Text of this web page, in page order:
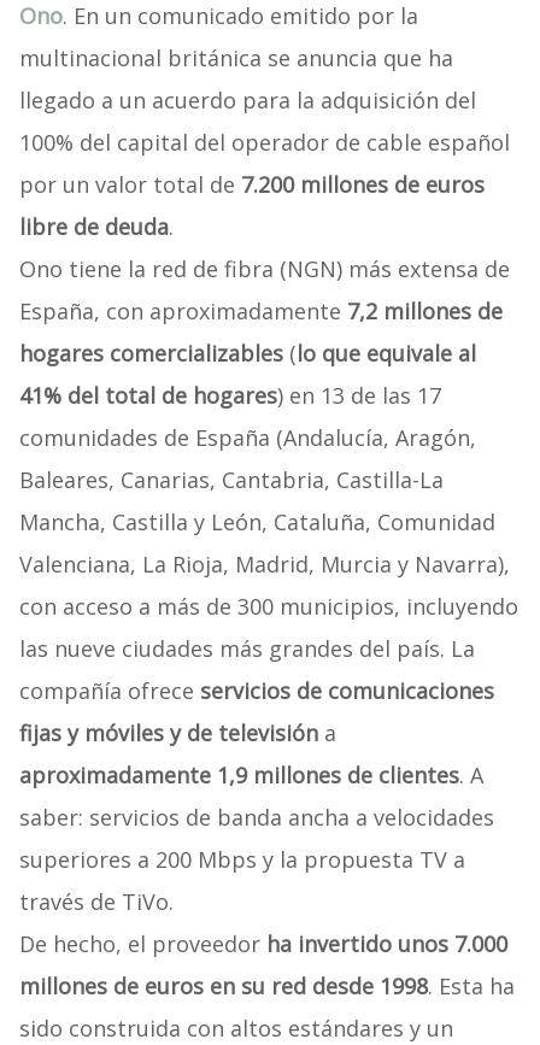
Ono. En un comunicado emitido por la
multinacional británica se anuncia que ha
llegado a un acuerdo para la adquisición del
100% del capital del operador de cable español
por un valor total de 7.200 millones de euros
libre de deuda.
Ono tiene la red de fibra (NGN) más extensa de
España, con aproximadamente 7,2 millones de
hogares comercializables (lo que equivale al
41% del total de hogares) en 13 de las 17
comunidades de España (Andalucía, Aragón,
Baleares, Canarias, Cantabria, Castilla-La
Mancha, Castilla y León, Cataluña, Comunidad
Valenciana, La Rioja, Madrid, Murcia y Navarra),
con acceso a más de 300 municipios, incluyendo
las nueve ciudades más grandes del país. La
compañía ofrece servicios de comunicaciones
fijas y móviles y de televisión a
aproximadamente 1,9 millones de clientes. A
saber: servicios de banda ancha a velocidades
superiores a 200 Mbps y la propuesta TV a
través de TiVo.
De hecho, el proveedor ha invertido unos 7.000
millones de euros en su red desde 1998. Esta ha
sido construida con altos estándares y un